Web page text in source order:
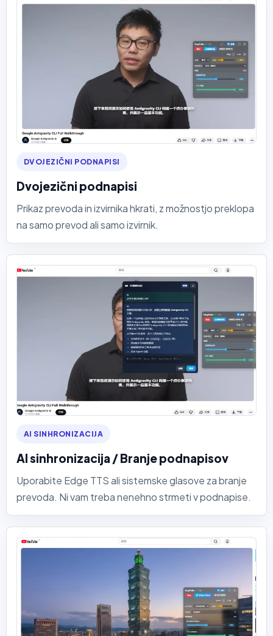
DVOJEZIČNI PODNAPISI
Dvojezični podnapisi
Prikaz prevoda in izvirnika hkrati, z možnostjo preklopa
na samo prevod ali samo izvirnik.
AI SINHRONIZACIJA
AI sinhronizacija / Branje podnapisov
Uporabite Edge TTS ali sistemske glasove za branje
prevoda. Ni vam treba nenehno strmeti v podnapise.